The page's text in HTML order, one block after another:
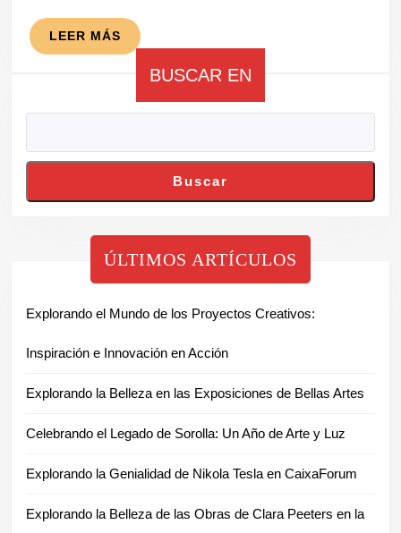
LEER MÁS LEER
MÁS
BUSCAR EN
Buscar
ÚLTIMOS ARTÍCULOS
Explorando el Mundo de los Proyectos Creativos:
Inspiración e Innovación en Acción
Explorando la Belleza en las Exposiciones de Bellas Artes
Celebrando el Legado de Sorolla: Un Año de Arte y Luz
Explorando la Genialidad de Nikola Tesla en CaixaForum
Explorando la Belleza de las Obras de Clara Peeters en la